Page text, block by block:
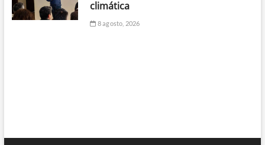
climática
8 agosto, 2026